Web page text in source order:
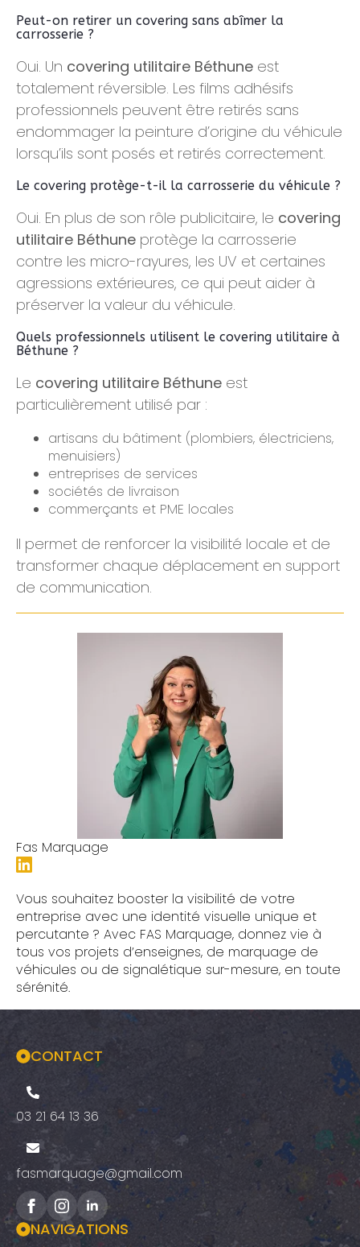
Peut-on retirer un covering sans abîmer la
carrosserie ?
Oui. Un covering utilitaire Béthune est
totalement réversible. Les films adhésifs
professionnels peuvent être retirés sans
endommager la peinture d’origine du véhicule
lorsqu’ils sont posés et retirés correctement.
Le covering protège-t-il la carrosserie du véhicule ?
Oui. En plus de son rôle publicitaire, le covering
utilitaire Béthune protège la carrosserie
contre les micro-rayures, les UV et certaines
agressions extérieures, ce qui peut aider à
préserver la valeur du véhicule.
Quels professionnels utilisent le covering utilitaire à
Béthune ?
Le covering utilitaire Béthune est
particulièrement utilisé par :
artisans du bâtiment (plombiers, électriciens,
menuisiers)
entreprises de services
sociétés de livraison
commerçants et PME locales
Il permet de renforcer la visibilité locale et de
transformer chaque déplacement en support
de communication.
Fas Marquage
Vous souhaitez booster la visibilité de votre
entreprise avec une identité visuelle unique et
percutante ? Avec FAS Marquage, donnez vie à
tous vos projets d’enseignes, de marquage de
véhicules ou de signalétique sur-mesure, en toute
sérénité.
CONTACT
03 21 64 13 36
fasmarquage@gmail.com
NAVIGATIONS